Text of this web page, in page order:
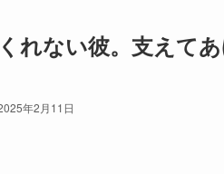
れない彼。支えて
年2月11日